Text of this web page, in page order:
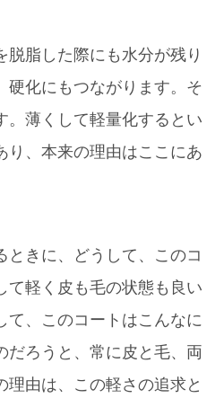
脱脂した際にも水分が残り
硬化にもつながります。そ
。薄くして軽量化するとい
り、本来の理由はここにあ
ときに、どうして、このコ
て軽く皮も毛の状態も良い
、このコートはこんなに
だろうと、常に皮と毛、両
理由は、この軽さの追求と